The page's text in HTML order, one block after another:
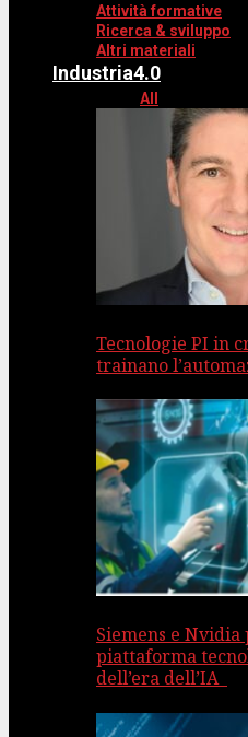
Attività formative
Ricerca & sviluppo
Altri materiali
Industria4.0
All
Tecnologie PI in
trainano
Siemens e
piattaforma
dell’era dell’IA